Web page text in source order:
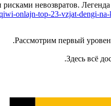
невозвратов.
onlajn-top-23-vzjat-dengi-
Рассмотрим первый
Здесь всё